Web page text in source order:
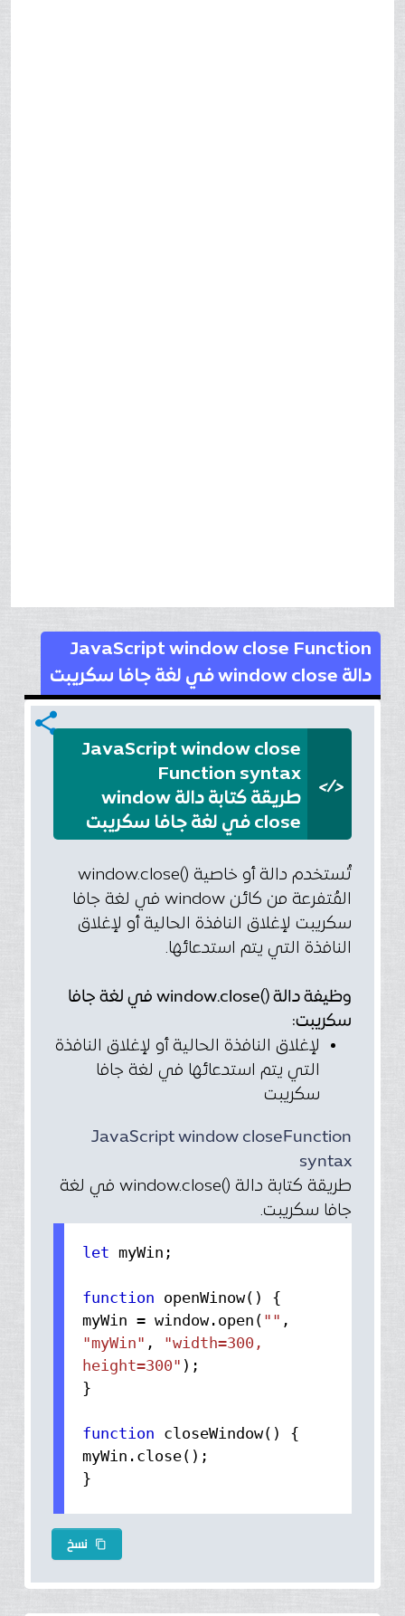
JavaScript window close Function
دالة window close في لغة جافا سكريبت
share
</>
JavaScript window close
Function syntax
طريقة كتابة دالة window
close في لغة جافا سكريبت
تُستخدم دالة أو خاصية ()window.close
المُتفرعة من كائن window في لغة جافا
سكريبت لإغلاق النافذة الحالية أو لإغلاق
النافذة التي يتم استدعائها.
وظيفة دالة ()window.close في لغة جافا
سكريبت:
لإغلاق النافذة الحالية أو لإغلاق النافذة
التي يتم استدعائها في لغة جافا
سكريبت
JavaScript window closeFunction
syntax
طريقة كتابة دالة ()window.close في لغة
جافا سكريبت.
let myWin;
function openWinow() {
myWin = window. open ( "" ,
"myWin" , "width=300,
height=300" );
}
function closeWindow() {
myWin. close();
}
نسخ content_copy